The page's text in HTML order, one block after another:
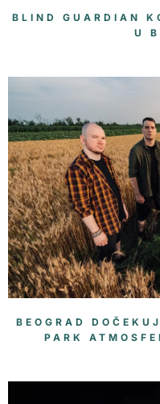
BLIND GUARDIAN
U
BEOGRAD
PARK